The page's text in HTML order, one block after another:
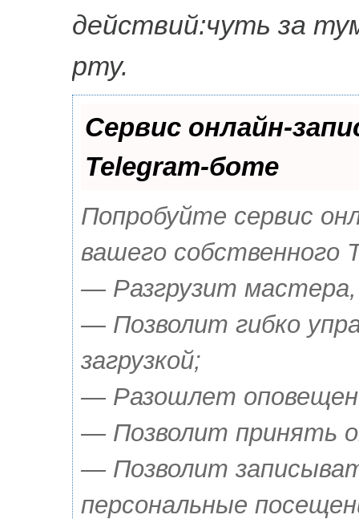
действий:чуть за
рту.
Сервис онлайн-
Telegram-боте
Попробуйте сервис
вашего собственного
— Разгрузит
— Позволит гибко
загрузкой;
— Разошлет
— Позволит принять
— Позволит
персональные